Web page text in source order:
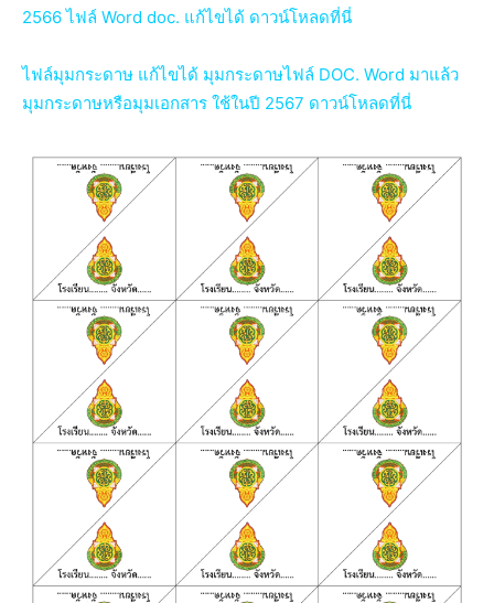
2566 ไฟล์ Word doc. แก้ไขได้ ดาวน์โหลดที่นี่
ไฟล์มุมกระดาษ แก้ไขได้ มุมกระดาษไฟล์ DOC. Word มาแล้ว
มุมกระดาษหรือมุมเอกสาร ใช้ในปี 2567 ดาวน์โหลดที่นี่